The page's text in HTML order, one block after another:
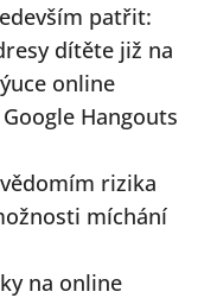
patřit:
dítěte již na
online
Hangouts
rizika
míchání
na online